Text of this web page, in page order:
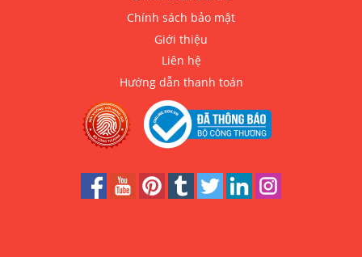
Chính sách bảo mật
Giới thiệu
Liên hệ
Hướng dẫn thanh toán